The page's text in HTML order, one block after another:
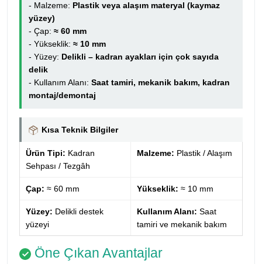
- Malzeme: Plastik veya alaşım materyal (kaymaz
yüzey)
- Çap: ≈ 60 mm
- Yükseklik: ≈ 10 mm
- Yüzey: Delikli – kadran ayakları için çok sayıda
delik
- Kullanım Alanı: Saat tamiri, mekanik bakım, kadran
montaj/demontaj
Kısa Teknik Bilgiler
Ürün Tipi: Kadran
Sehpası / Tezgâh
Malzeme: Plastik / Alaşım
Çap: ≈ 60 mm Yükseklik: ≈ 10 mm
Yüzey: Delikli destek
yüzeyi
Kullanım Alanı: Saat
tamiri ve mekanik bakım
Öne Çıkan Avantajlar